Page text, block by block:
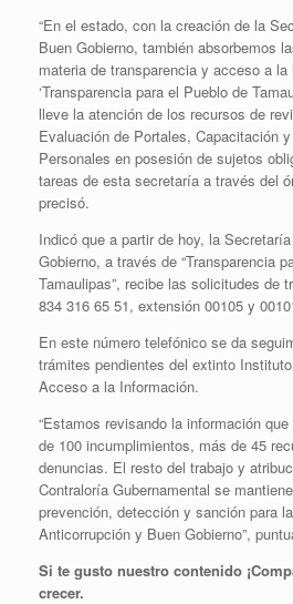
“En el estado, con la creación de la
Buen Gobierno, también absorbemos
materia de transparencia y acceso a
‘Transparencia para el Pueblo de
lleve la atención de los recursos de
Evaluación de Portales, Capacitación
Personales en posesión de sujetos
tareas de esta secretaría a través del
precisó.
Indicó que a partir de hoy, la
Gobierno, a través de “Transparencia
Tamaulipas”, recibe las solicitudes de
834 316 65 51, extensión 00105 y
En este número telefónico se da
trámites pendientes del extinto
Acceso a la Información.
“Estamos revisando la información
de 100 incumplimientos, más de 45
denuncias. El resto del trabajo y
Contraloría Gubernamental se
prevención, detección y sanción para
Anticorrupción y Buen Gobierno”,
Si te gusto nuestro contenido
crecer.